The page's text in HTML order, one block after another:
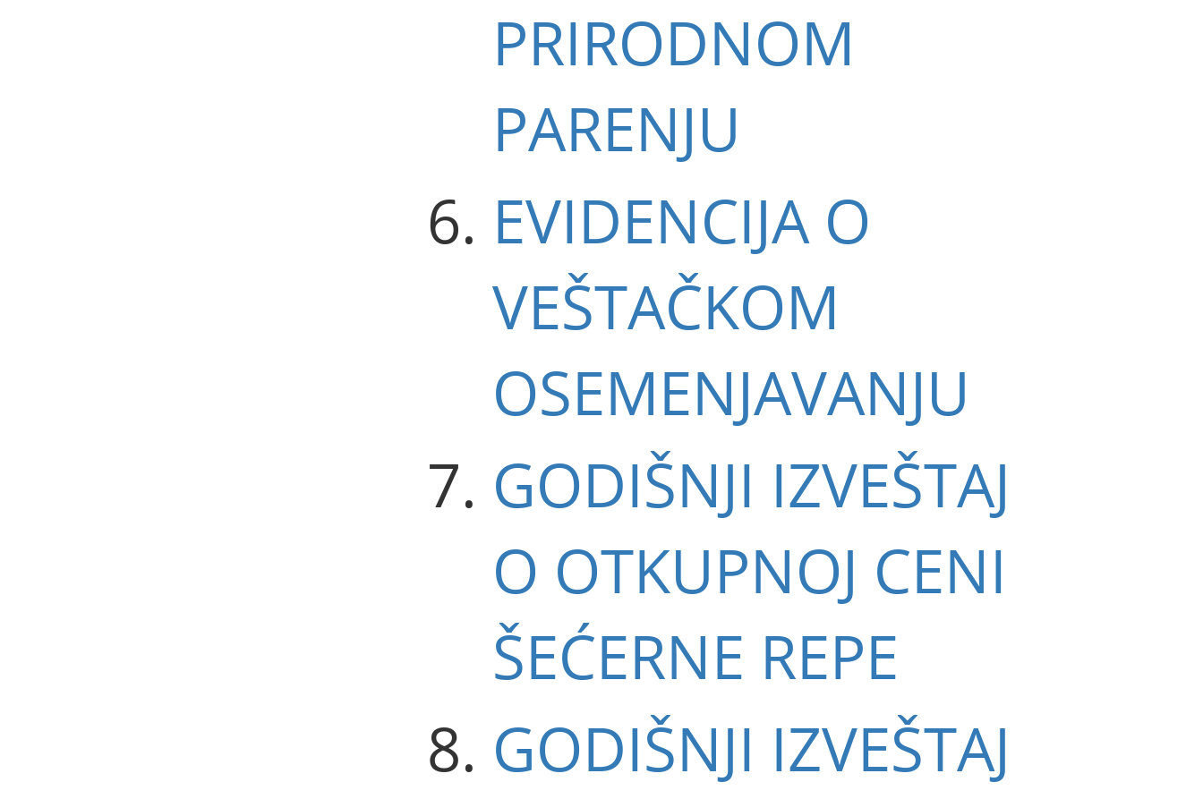
PRIRODNOM
PARENJU
EVIDENCIJA O
VEŠTAČKOM
OSEMENJAVANJU
GODIŠNJI IZVEŠTAJ
O OTKUPNOJ CENI
ŠEĆERNE REPE
GODIŠNJI IZVEŠTAJ